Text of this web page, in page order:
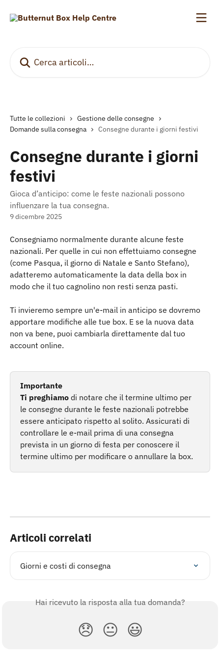
Tutte le collezioni
Gestione delle consegne
Domande sulla consegna
Consegne durante i giorni festivi
Consegne durante i giorni
festivi
Gioca d’anticipo: come le feste nazionali possono
influenzare la tua consegna.
9 dicembre 2025
Consegniamo normalmente durante alcune feste
nazionali. Per quelle in cui non effettuiamo consegne
(come Pasqua, il giorno di Natale e Santo Stefano),
adatteremo automaticamente la data della box in
modo che il tuo cagnolino non resti senza pasti.
Ti invieremo sempre un'e-mail in anticipo se dovremo
apportare modifiche alle tue box. E se la nuova data
non va bene, puoi cambiarla direttamente dal tuo
account online.
Importante
Ti preghiamo di notare che il termine ultimo per
le consegne durante le feste nazionali potrebbe
essere anticipato rispetto al solito. Assicurati di
controllare le e-mail prima di una consegna
prevista in un giorno di festa per conoscere il
termine ultimo per modificare o annullare la box.
Articoli correlati
Giorni e costi di consegna
Hai ricevuto la risposta alla tua domanda?
😞 😐 😃